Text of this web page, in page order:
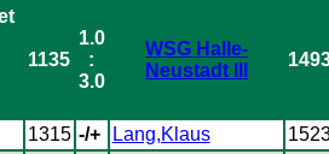
1135
1.0
:
3.0
WSG Halle-
Neustadt III
1315 -/+ Lang,Klaus